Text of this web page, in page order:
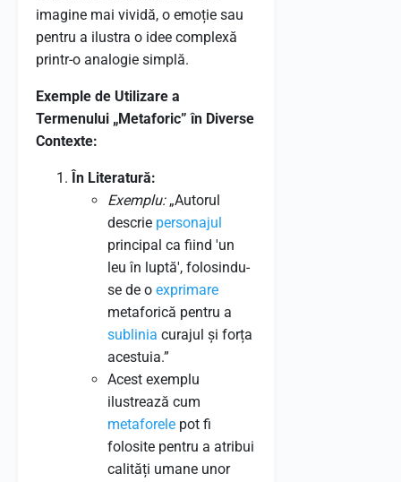
imagine mai vividă, o emoție sau
pentru a ilustra o idee complexă
printr-o analogie simplă.
Exemple de Utilizare a
Termenului „Metaforic” în Diverse
Contexte:
În Literatură:
Exemplu:„Autorul
descrie personajul
principal ca fiind 'un
leu în luptă', folosindu-
se de o exprimare
metaforică pentru a
sublinia curajul și forța
acestuia.”
Acest exemplu
ilustrează cum
metaforele pot fi
folosite pentru a atribui
calități umane unor